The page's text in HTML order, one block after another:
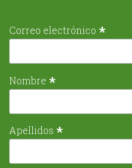
Correo electrónico *
Nombre *
Apellidos *